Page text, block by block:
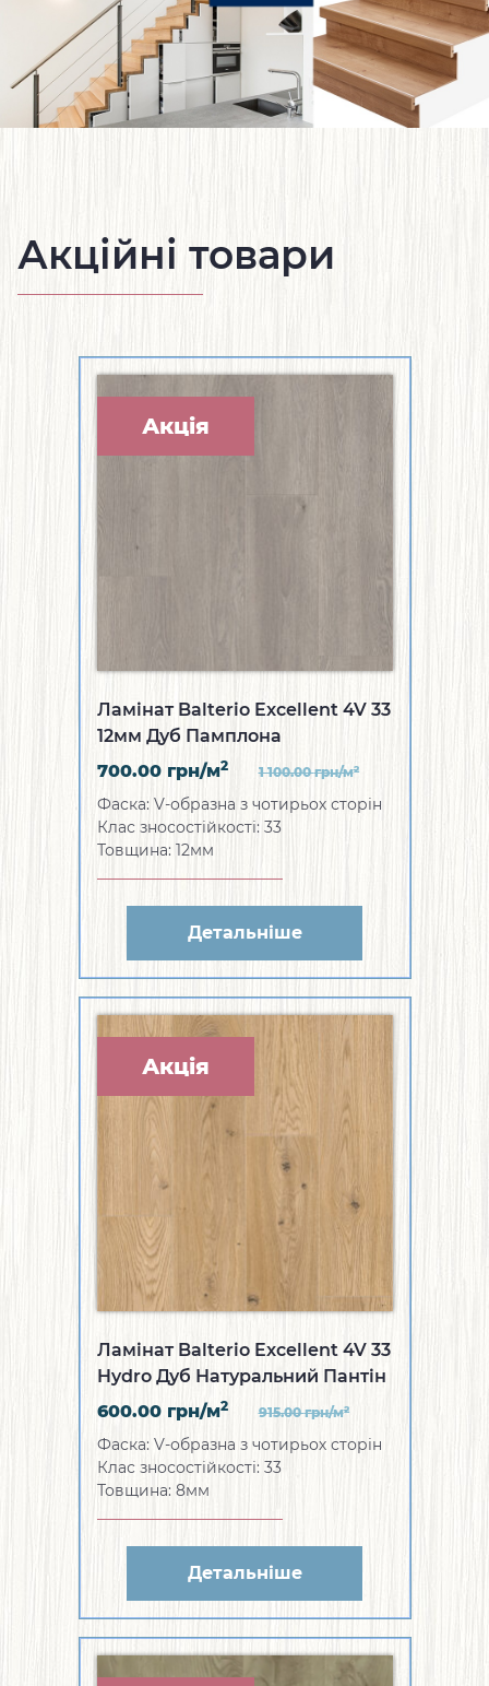
Акційні товари
Акція
Ламінат Balterio Excellent 4V 33
12мм Дуб Памплона
700.00 грн/м2 1 100.00грн/м2
Фаска: V-образна з чотирьох сторін
Клас зносостійкості: 33
Товщина: 12мм
Детальніше
Акція
Ламінат Balterio Excellent 4V 33
Hydro Дуб Натуральний Пантін
600.00 грн/м2 915.00грн/м2
Фаска: V-образна з чотирьох сторін
Клас зносостійкості: 33
Товщина: 8мм
Детальніше